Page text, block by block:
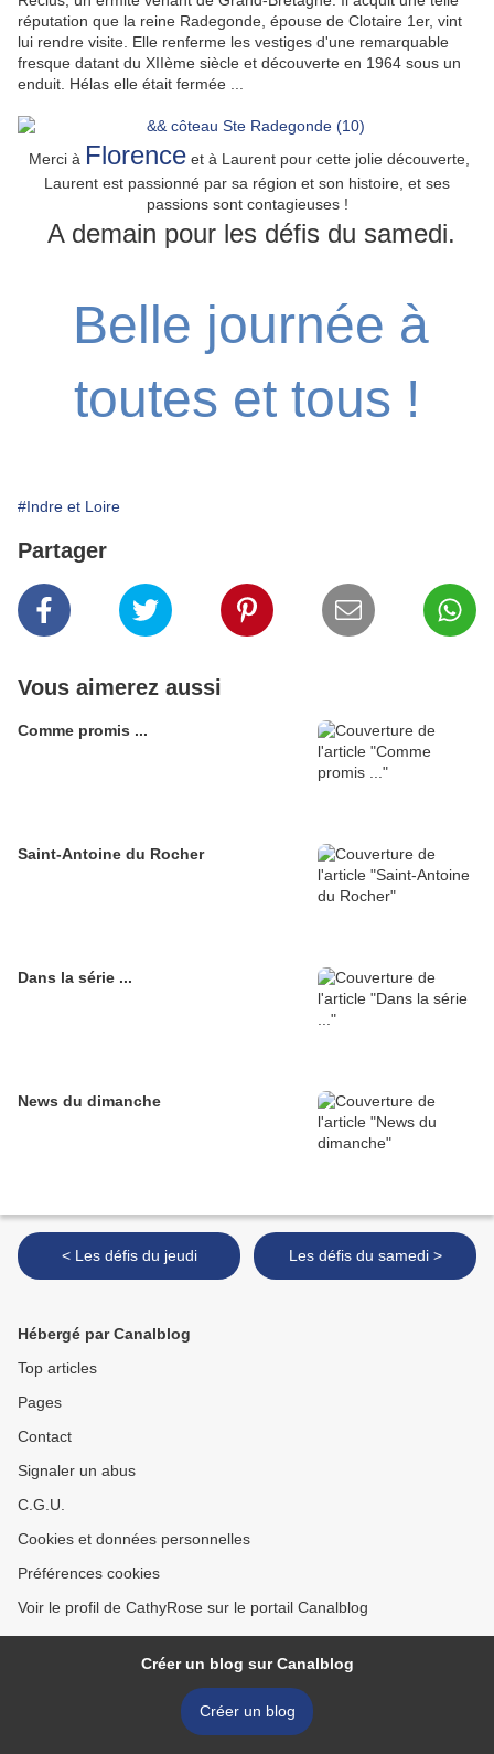
réputation que la reine Radegonde, épouse de Clotaire 1er, vint
lui rendre visite. Elle renferme les vestiges d'une remarquable
fresque datant du XIIème siècle et découverte en 1964 sous un
enduit. Hélas elle était fermée ...
Merci à Florence et à Laurent pour cette jolie découverte,
Laurent est passionné par sa région et son histoire, et ses
passions sont contagieuses !
A demain pour les défis du samedi.
Belle journée à
toutes et tous !
#Indre et Loire
Partager
Vous aimerez aussi
Comme promis ...
Saint-Antoine du Rocher
Dans la série ...
News du dimanche
< Les défis du jeudi Les défis du samedi >
Hébergé par Canalblog
Top articles
Pages
Contact
Signaler un abus
C.G.U.
Cookies et données personnelles
Préférences cookies
Voir le profil de CathyRose sur le portail Canalblog
Créer un blog sur Canalblog
Créer un blog